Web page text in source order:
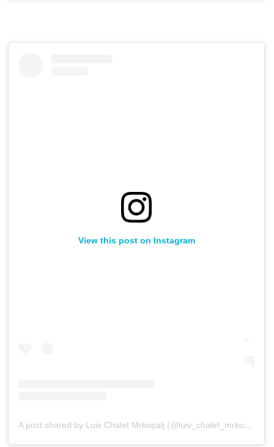
View this post on Instagram
A post shared by Luiv Chalet Mrkopalj (@luiv_chalet_mrkopalj)